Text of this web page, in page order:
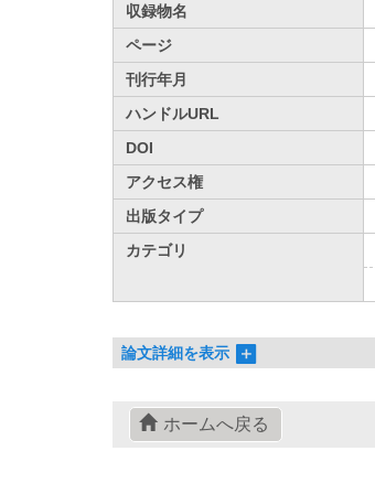
収録物名
ページ
刊行年月
ハンドルURL
DOI
アクセス権
出版タイプ
カテゴリ
論文詳細を表示
ホームへ戻る